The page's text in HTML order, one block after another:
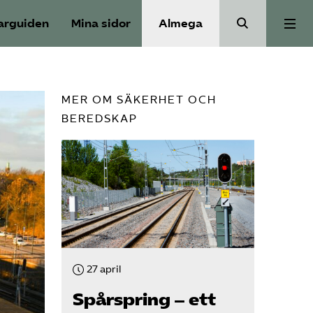
Mina sidor Almega
Reformagenda för järnvägen
Våra frågor
Aktiviteter
Om oss
MER OM SÄKERHET OCH
BEREDSKAP
27 april
Spårspring – ett